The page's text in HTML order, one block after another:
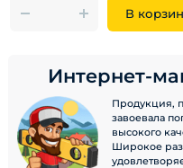
В
Интернет-
Продукция,
завоевала
высокого
Широкое